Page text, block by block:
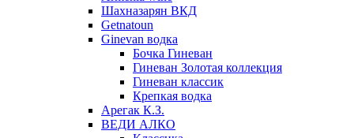
Шахназарян ВКД
Getnatoun
Ginevan водка
Бочка Гиневан
Гиневан Золотая коллекция
Гиневан классик
Крепкая водка
Арегак К.З.
ВЕДИ АЛКО